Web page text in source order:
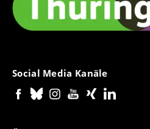
Social Media Kanäle